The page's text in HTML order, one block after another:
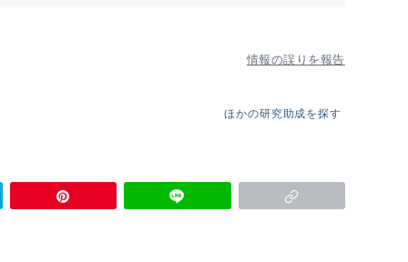
情報の誤りを報告
ほかの研究助成を探す